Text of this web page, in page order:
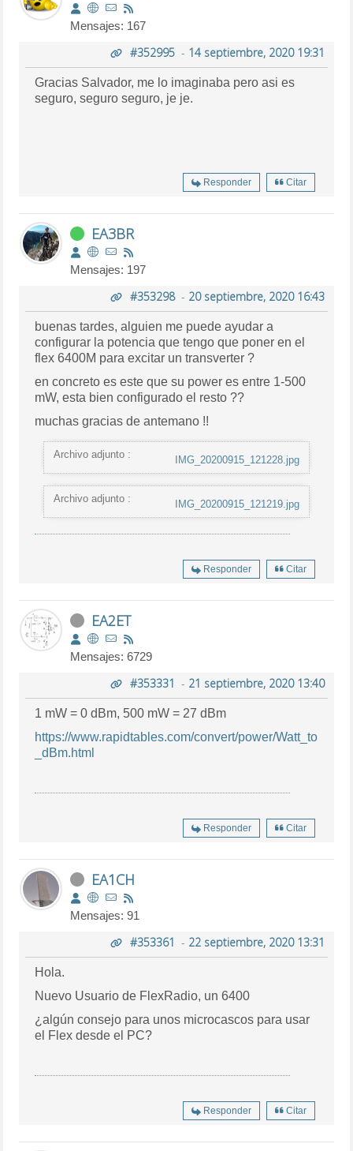
Mensajes: 167
#352995- 14 septiembre, 2020 19:31
Gracias Salvador, me lo imaginaba pero asi es
seguro, seguro seguro, je je.
Responder Citar
EA3BR
Mensajes: 197
#353298- 20 septiembre, 2020 16:43
buenas tardes, alguien me puede ayudar a
configurar la potencia que tengo que poner en el
flex 6400M para excitar un transverter ?
en concreto es este que su power es entre 1-500
mW, esta bien configurado el resto ??
muchas gracias de antemano !!
Archivo adjunto : IMG_20200915_121228.jpg
Archivo adjunto : IMG_20200915_121219.jpg
Responder Citar
EA2ET
Mensajes: 6729
#353331 - 21 septiembre, 2020 13:40
1 mW = 0 dBm, 500 mW = 27 dBm
https://www.rapidtables.com/convert/power/Watt_to
_dBm.html
Responder Citar
EA1CH
Mensajes: 91
#353361 - 22 septiembre, 2020 13:31
Hola.
Nuevo Usuario de FlexRadio, un 6400
¿algún consejo para unos microcascos para usar
el Flex desde el PC?
Responder Citar